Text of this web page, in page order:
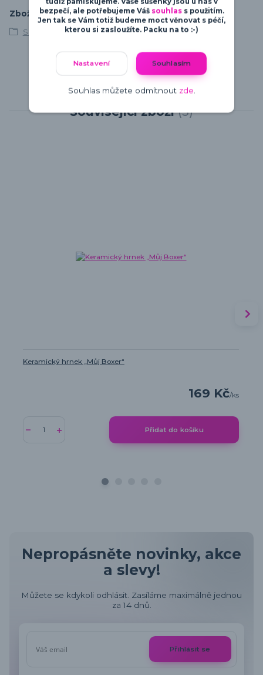
Zboží zařazeno v kategoriích
S vlastním textem
Související zboží 5
Keramický hrnek „Můj Boxer“
169 Kč/ks
Přidat do košíku
Nepropásněte novinky, akce
a slevy!
Můžete se kdykoli odhlásit. Zasíláme maximálně jednou
za 14 dnů.
Přihlásit se
bezpečí, ale potřebujeme Váš souhlass použitím.
Jen tak se Vám totiž budeme moct věnovat s péčí,
kterou si zasloužíte. Packu na to :-)
Nastavení Souhlasím
Souhlas můžete odmítnout zde.